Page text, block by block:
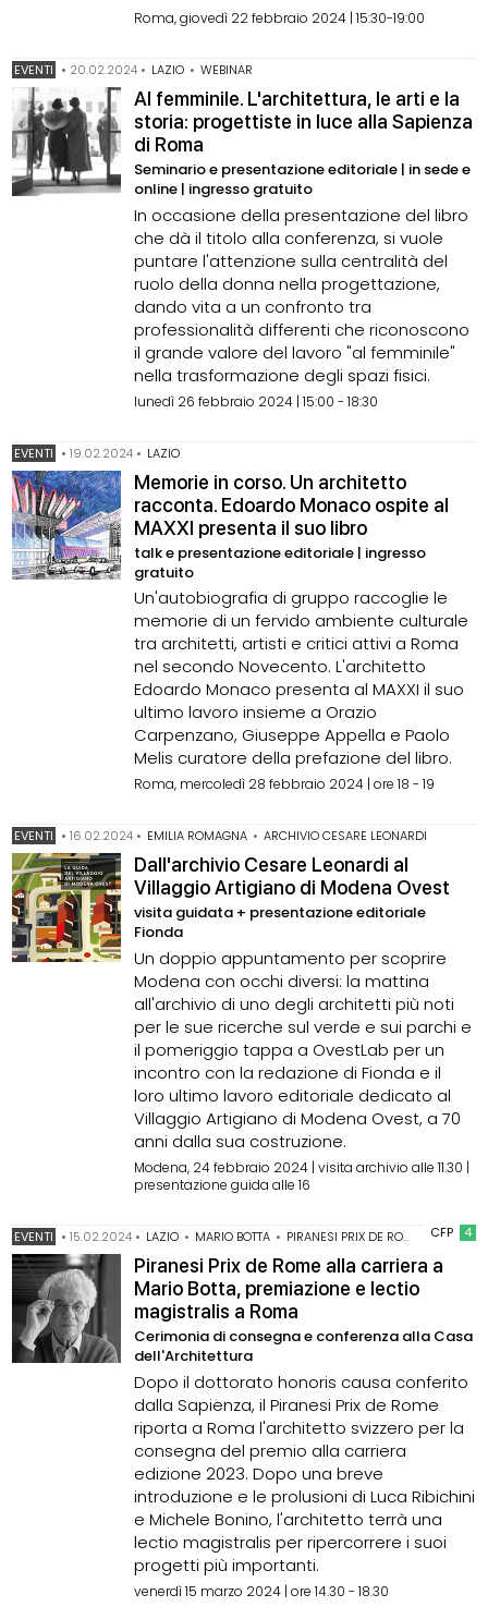
Roma, giovedì 22 febbraio 2024 | 15:30-19:00
EVENTI • 20.02.2024 • LAZIO • WEBINAR
Al femminile. L'architettura, le arti e la
storia: progettiste in luce alla Sapienza
di Roma
Seminario e presentazione editoriale | in sede e
online | ingresso gratuito
In occasione della presentazione del libro
che dà il titolo alla conferenza, si vuole
puntare l'attenzione sulla centralità del
ruolo della donna nella progettazione,
dando vita a un confronto tra
professionalità differenti che riconoscono
il grande valore del lavoro "al femminile"
nella trasformazione degli spazi fisici.
lunedì 26 febbraio 2024 | 15:00 - 18:30
EVENTI •19.02.2024 • LAZIO
Memorie in corso. Un architetto
racconta. Edoardo Monaco ospite al
MAXXI presenta il suo libro
talk e presentazione editoriale | ingresso
gratuito
Un'autobiografia di gruppo raccoglie le
memorie di un fervido ambiente culturale
tra architetti, artisti e critici attivi a Roma
nel secondo Novecento. L'architetto
Edoardo Monaco presenta al MAXXI il suo
ultimo lavoro insieme a Orazio
Carpenzano, Giuseppe Appella e Paolo
Melis curatore della prefazione del libro.
Roma, mercoledì 28 febbraio 2024 | ore 18 - 19
EVENTI •16.02.2024 • EMILIA ROMAGNA • ARCHIVIO CESARE LEONARDI
Dall'archivio Cesare Leonardi al
Villaggio Artigiano di Modena Ovest
visita guidata + presentazione editoriale
Fionda
Un doppio appuntamento per scoprire
Modena con occhi diversi: la mattina
all'archivio di uno degli architetti più noti
per le sue ricerche sul verde e sui parchi e
il pomeriggio tappa a OvestLab per un
incontro con la redazione di Fionda e il
loro ultimo lavoro editoriale dedicato al
Villaggio Artigiano di Modena Ovest, a 70
anni dalla sua costruzione.
Modena, 24 febbraio 2024 | visita archivio alle 11.30 |
presentazione guida alle 16
CFP 4
EVENTI •15.02.2024 • LAZIO • MARIO BOTTA • PIRANESI PRIX DE ROME
Piranesi Prix de Rome alla carriera a
Mario Botta, premiazione e lectio
magistralis a Roma
Cerimonia di consegna e conferenza alla Casa
dell'Architettura
Dopo il dottorato honoris causa conferito
dalla Sapienza, il Piranesi Prix de Rome
riporta a Roma l'architetto svizzero per la
consegna del premio alla carriera
edizione 2023. Dopo una breve
introduzione e le prolusioni di Luca Ribichini
e Michele Bonino, l'architetto terrà una
lectio magistralis per ripercorrere i suoi
progetti più importanti.
venerdì 15 marzo 2024 | ore 14.30 - 18.30